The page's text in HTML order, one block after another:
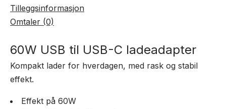
Tilleggsinformasjon
Omtaler (0)
60W USB til USB-C ladeadapter
Kompakt lader for hverdagen, med rask og stabil
effekt.
Effekt på 60W